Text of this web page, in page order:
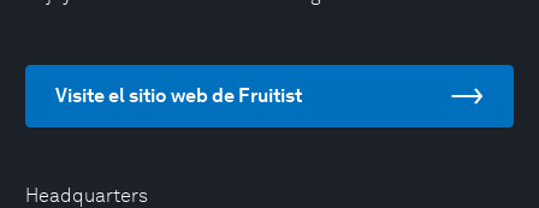
Headquarters
Visite el sitio web de Fruitist